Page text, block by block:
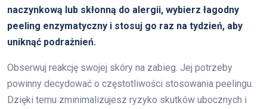
naczynkową lub skłonną do alergii, wybierz łagodny
peeling enzymatyczny i stosuj go raz na tydzień, aby
uniknąć podrażnień.
Obserwuj reakcję swojej skóry na zabieg. Jej potrzeby
powinny decydować o częstotliwości stosowania peelingu.
Dzięki temu zminimalizujesz ryzyko skutków ubocznych i